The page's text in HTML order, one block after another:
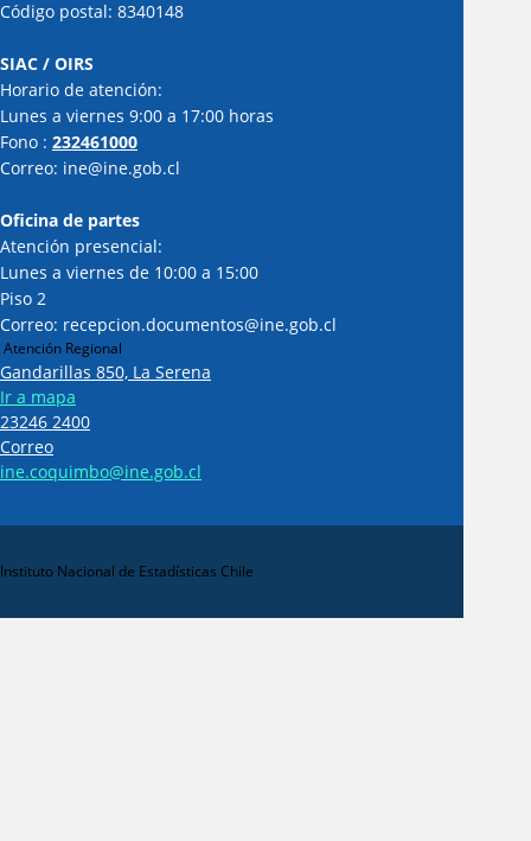
Código postal: 8340148
SIAC / OIRS
Horario de atención:
Lunes a viernes 9:00 a 17:00 horas
Fono : 232461000
Correo: ine@ine.gob.cl
Oficina de partes
Atención presencial:
Lunes a viernes de 10:00 a 15:00
Piso 2
Correo: recepcion.documentos@ine.gob.cl
Atención Regional
Gandarillas 850, La Serena
Ir a mapa
23246 2400
Correo
ine.coquimbo@ine.gob.cl
Instituto Nacional de Estadísticas Chile